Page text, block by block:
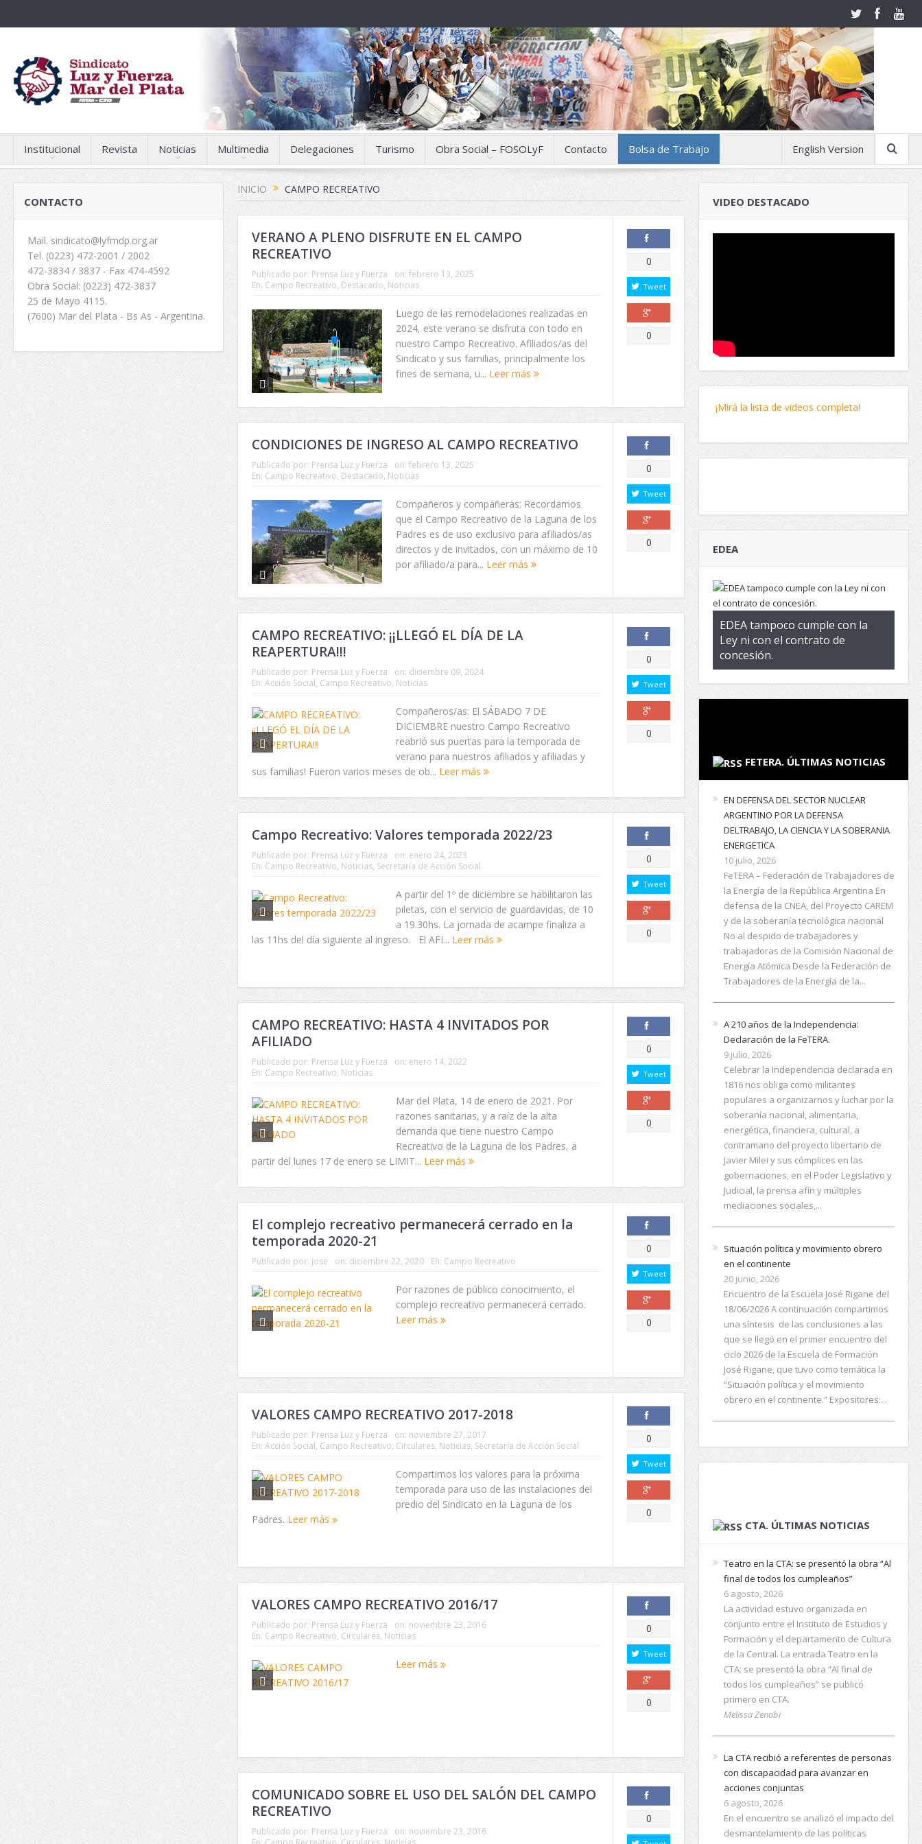
Institucional Revista Noticias Multimedia Delegaciones Turismo Obra Social – FOSOLyF Contacto Bolsa de Trabajo English Version
INICIO CAMPO RECREATIVO
VERANO A PLENO DISFRUTE EN EL CAMPO
RECREATIVO
Publicado por: Prensa Luz y Fuerza on: febrero 13, 2025
En: Campo Recreativo, Destacado, Noticias
Luego de las remodelaciones realizadas en
2024, este verano se disfruta con todo en
nuestro Campo Recreativo. Afiliados/as del
Sindicato y sus familias, principalmente los
fines de semana, u... Leer más
Comparte
0
Tweet
Comparte
0
CONDICIONES DE INGRESO AL CAMPO RECREATIVO
Publicado por: Prensa Luz y Fuerza on: febrero 13, 2025
En: Campo Recreativo, Destacado, Noticias
Compañeros y compañeras: Recordamos
que el Campo Recreativo de la Laguna de los
Padres es de uso exclusivo para afiliados/as
directos y de invitados, con un máximo de 10
por afiliado/a para... Leer más
Comparte
0
Tweet
Comparte
0
CAMPO RECREATIVO: ¡¡LLEGÓ EL DÍA DE LA
REAPERTURA!!!
Publicado por: Prensa Luz y Fuerza on: diciembre 09, 2024
En: Acción Social, Campo Recreativo, Noticias
Compañeros/as: El SÁBADO 7 DE
DICIEMBRE nuestro Campo Recreativo
reabrió sus puertas para la temporada de
verano para nuestros afiliados y afiliadas y
sus familias! Fueron varios meses de ob... Leer más
Comparte
0
Tweet
Comparte
0
Campo Recreativo: Valores temporada 2022/23
Publicado por: Prensa Luz y Fuerza on: enero 24, 2023
En: Campo Recreativo, Noticias, Secretaría de Acción Social
A partir del 1º de diciembre se habilitaron las
piletas, con el servicio de guardavidas, de 10
a 19.30hs. La jornada de acampe finaliza a
las 11hs del día siguiente al ingreso. El AFI... Leer más
Comparte
0
Tweet
Comparte
0
CAMPO RECREATIVO: HASTA 4 INVITADOS POR
AFILIADO
Publicado por: Prensa Luz y Fuerza on: enero 14, 2022
En: Campo Recreativo, Noticias
Mar del Plata, 14 de enero de 2021. Por
razones sanitarias, y a raíz de la alta
demanda que tiene nuestro Campo
Recreativo de la Laguna de los Padres, a
partir del lunes 17 de enero se LIMIT... Leer más
Comparte
0
Tweet
Comparte
0
El complejo recreativo permanecerá cerrado en la
temporada 2020-21
Publicado por: jose on: diciembre 22, 2020 En: Campo Recreativo
Por razones de público conocimiento, el
complejo recreativo permanecerá cerrado.
Leer más
Comparte
0
Tweet
Comparte
0
VALORES CAMPO RECREATIVO 2017-2018
Publicado por: Prensa Luz y Fuerza on: noviembre 27, 2017
En: Acción Social, Campo Recreativo, Circulares, Noticias, Secretaría de Acción Social
Compartimos los valores para la próxima
temporada para uso de las instalaciones del
predio del Sindicato en la Laguna de los
Padres. Leer más
Comparte
0
Tweet
Comparte
0
VALORES CAMPO RECREATIVO 2016/17
Publicado por: Prensa Luz y Fuerza on: noviembre 23, 2016
En: Campo Recreativo, Circulares, Noticias
Leer más
Comparte
0
Tweet
Comparte
0
COMUNICADO SOBRE EL USO DEL SALÓN DEL CAMPO
RECREATIVO
Publicado por: Prensa Luz y Fuerza on: noviembre 23, 2016
Comparte
0
CONTACTO
Mail. sindicato@lyfmdp.org.ar
Tel. (0223) 472-2001 / 2002
472-3834 / 3837 - Fax 474-4592
Obra Social: (0223) 472-3837
25 de Mayo 4115.
(7600) Mar del Plata - Bs As - Argentina.
VIDEO DESTACADO
¡Mirá la lista de videos completa!
EDEA
EDEA tampoco cumple con la
Ley ni con el contrato de
concesión.
FETERA. ÚLTIMAS NOTICIAS
EN DEFENSA DEL SECTOR NUCLEAR
ARGENTINO POR LA DEFENSA
DELTRABAJO, LA CIENCIA Y LA SOBERANIA
ENERGETICA
10 julio, 2026
FeTERA – Federación de Trabajadores de
la Energía de la República Argentina En
defensa de la CNEA, del Proyecto CAREM
y de la soberanía tecnológica nacional
No al despido de trabajadores y
trabajadoras de la Comisión Nacional de
Energía Atómica Desde la Federación de
Trabajadores de la Energía de la...
A 210 años de la Independencia:
Declaración de la FeTERA.
9 julio, 2026
Celebrar la Independencia declarada en
1816 nos obliga como militantes
populares a organizarnos y luchar por la
soberanía nacional, alimentaria,
energética, financiera, cultural, a
contramano del proyecto libertario de
Javier Milei y sus cómplices en las
gobernaciones, en el Poder Legislativo y
Judicial, la prensa afín y múltiples
mediaciones sociales,...
Situación política y movimiento obrero
en el continente
20 junio, 2026
Encuentro de la Escuela José Rigane del
18/06/2026 A continuación compartimos
una síntesis de las conclusiones a las
que se llegó en el primer encuentro del
ciclo 2026 de la Escuela de Formación
José Rigane, que tuvo como temática la
“Situación política y el movimiento
obrero en el continente.” Expositores:...
CTA. ÚLTIMAS NOTICIAS
Teatro en la CTA: se presentó la obra “Al
final de todos los cumpleaños”
6 agosto, 2026
La actividad estuvo organizada en
conjunto entre el Instituto de Estudios y
Formación y el departamento de Cultura
de la Central. La entrada Teatro en la
CTA: se presentó la obra “Al final de
todos los cumpleaños” se publicó
primero en CTA.
Melissa Zenobi
La CTA recibió a referentes de personas
con discapacidad para avanzar en
acciones conjuntas
6 agosto, 2026
En el encuentro se analizó el impacto del
desmantelamiento de las políticas